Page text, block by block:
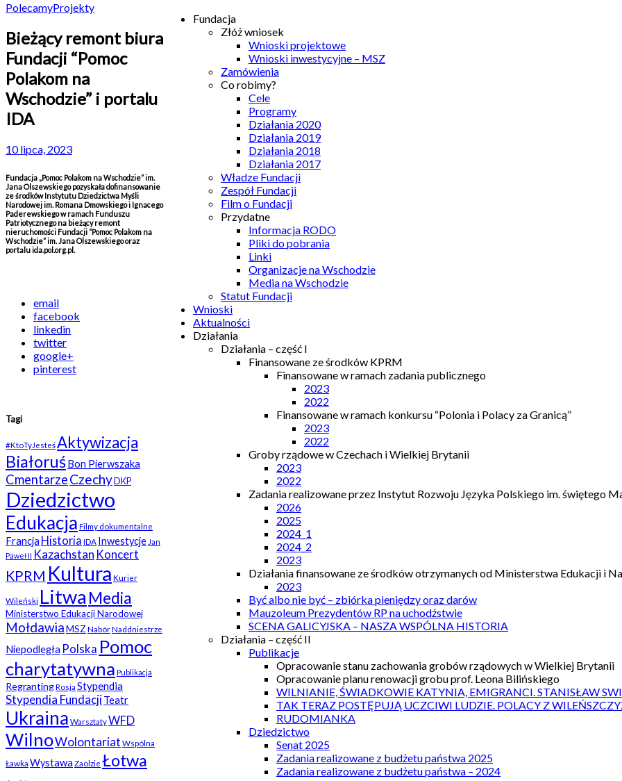
Fundacja
Złóż wniosek
Wnioski projektowe
Wnioski inwestycyjne – MSZ
Zamówienia
Co robimy?
Cele
Programy
Działania 2020
Działania 2019
Działania 2018
Działania 2017
Władze Fundacji
Zespół Fundacji
Film o Fundacji
Przydatne
Informacja RODO
Pliki do pobrania
Linki
Organizacje na Wschodzie
Media na Wschodzie
Statut Fundacji
Wnioski
Aktualności
Działania
Działania – część I
Finansowane ze środków KPRM
Finansowane w ramach zadania publicznego
2023
2022
Finansowane w ramach konkursu “Polonia i Polacy za Granicą”
2023
2022
Groby rządowe w Czechach i Wielkiej Brytanii
2023
2022
Zadania realizowane przez Instytut Rozwoju Języka Polskiego im. świętego
2026
2025
2024_1
2024_2
2023
Działania finansowane ze środków otrzymanych od Ministerstwa Edukacji i
2023
Być albo nie być – zbiórka pieniędzy oraz darów
Mauzoleum Prezydentów RP na uchodźstwie
SCENA GALICYJSKA – NASZA WSPÓLNA HISTORIA
Działania – część II
Publikacje
Opracowanie stanu zachowania grobów rządowych w Wielkiej Brytanii
Opracowanie planu renowacji grobu prof. Leona Bilińskiego
WILNIANIE, ŚWIADKOWIE KATYNIA, EMIGRANCI. STANISŁAW
TAK TERAZ POSTĘPUJĄ UCZCIWI LUDZIE. POLACY Z
RUDOMIANKA
Dziedzictwo
Senat 2025
Zadania realizowane z budżetu państwa 2025
Zadania realizowane z budżetu państwa – 2024
PolecamyProjekty
Bieżący remont biura
Fundacji “Pomoc
Polakom na
Wschodzie” i portalu
IDA
10 lipca, 2023
Fundacja „Pomoc Polakom na Wschodzie” im.
Jana Olszewskiego pozyskała dofinansowanie
ze środków Instytutu Dziedzictwa Myśli
Narodowej im. Romana Dmowskiego i Ignacego
Paderewskiego w ramach Funduszu
Patriotycznego na bieżący remont
nieruchomości Fundacji “Pomoc Polakom na
Wschodzie” im. Jana Olszewskiego oraz
portalu ida.pol.org.pl.
email
facebook
linkedin
twitter
google+
pinterest
Tagi
#KtoTyJesteśAktywizacja
Białoruś Bon Pierwszaka
CmentarzeCzechy DKP
Dziedzictwo
Edukacja Filmy dokumentalne
Francja Historia IDA Inwestycje Jan
Paweł II Kazachstan Koncert
KPRM Kultura Kurier
Wileński Litwa Media
Ministerstwo Edukacji Narodowej
MołdawiaMSZ NabórNaddniestrze
Niepodległa Polska Pomoc
charytatywna Publikacja
RegrantingRosja Stypendia
Stypendia FundacjiTeatr
Ukraina WarsztatyWFD
WilnoWolontariat Wspólna
Ławka Wystawa Zaolzie Łotwa